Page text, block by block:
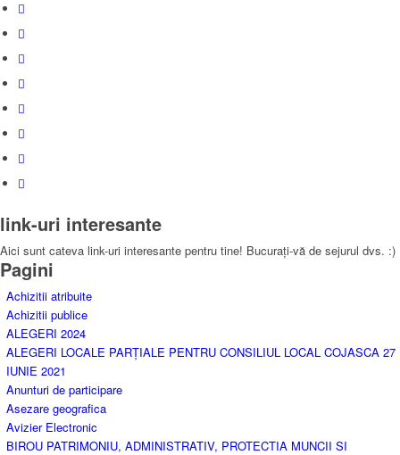
link-uri interesante
Aici sunt cateva link-uri interesante pentru tine! Bucurați-vă de sejurul dvs. :)
Pagini
Achizitii atribuite
Achizitii publice
ALEGERI 2024
ALEGERI LOCALE PARȚIALE PENTRU CONSILIUL LOCAL COJASCA 27
IUNIE 2021
Anunturi de participare
Asezare geografica
Avizier Electronic
BIROU PATRIMONIU, ADMINISTRATIV, PROTECTIA MUNCII SI